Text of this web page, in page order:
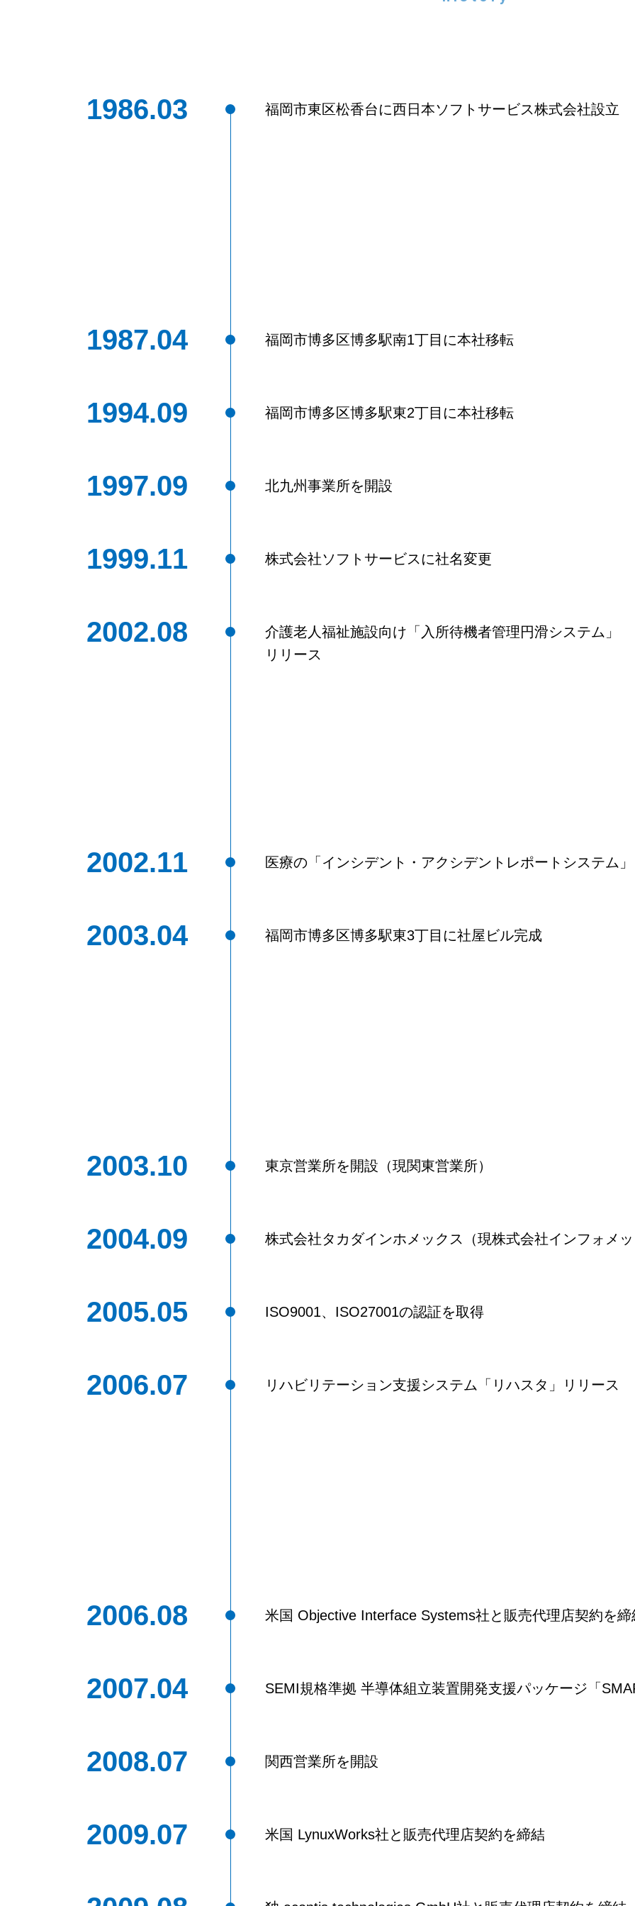
1986.03 福岡市東区松香台に西日本ソフトサービス株式会社設立
1987.04 福岡市博多区博多駅南1丁目に本社移転
1994.09 福岡市博多区博多駅東2丁目に本社移転
1997.09 北九州事業所を開設
1999.11 株式会社ソフトサービスに社名変更
2002.08
介護老人福祉施設向け「入所待機者管理円滑システム」
リリース
2002.11 医療の「インシデント・アクシデントレポートシステム
2003.04 福岡市博多区博多駅東3丁目に社屋ビル完成
2003.10 東京営業所を開設（現関東営業所）
2004.09 株式会社タカダインホメックス（現株式会社インフォメ
2005.05 ISO9001、ISO27001の認証を取得
2006.07 リハビリテーション支援システム「リハスタ」リリース
2006.08 米国 Objective Interface Systems社と販売代理店契約を締
2007.04 SEMI規格準拠 半導体組立装置開発支援パッケージ「
2008.07 関西営業所を開設
2009.07 米国 LynuxWorks社と販売代理店契約を締結